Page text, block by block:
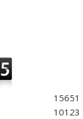
15651
10123